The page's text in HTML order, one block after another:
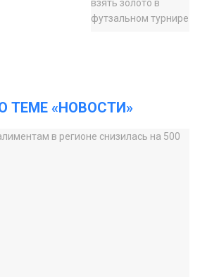
ТЕМЕ «НОВОСТИ»